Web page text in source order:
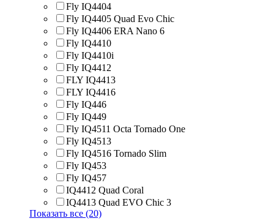
Fly IQ4404
Fly IQ4405 Quad Evo Chic
Fly IQ4406 ERA Nano 6
Fly IQ4410
Fly IQ4410i
Fly IQ4412
FLY IQ4413
FLY IQ4416
Fly IQ446
Fly IQ449
Fly IQ4511 Octa Tornado One
Fly IQ4513
Fly IQ4516 Tornado Slim
Fly IQ453
Fly IQ457
IQ4412 Quad Coral
IQ4413 Quad EVO Chic 3
Показать все (20)